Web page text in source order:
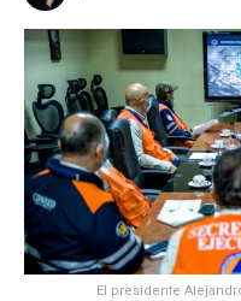
El presidente